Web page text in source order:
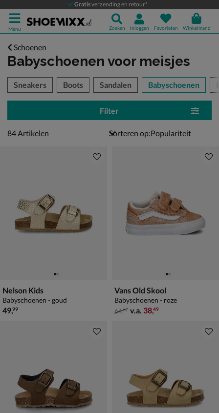
Gratisverzending en retour*
Menu Zoeken Inloggen Favorieten Winkelmand
Schoenen
Babyschoenen voor meisjes
over
Sneakers Boots Sandalen Babyschoenen
Filter
84 artikelen
84Artikelen Sorteren op:
Nelson Kids
Babyschoenen - goud
€ 49,99
49,99
Vans Old Skool
Babyschoenen - roze
van € 64,99 vanaf € 38,49
64,99 v.a. 38,49